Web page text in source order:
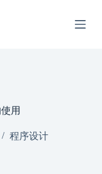
用
程序设计